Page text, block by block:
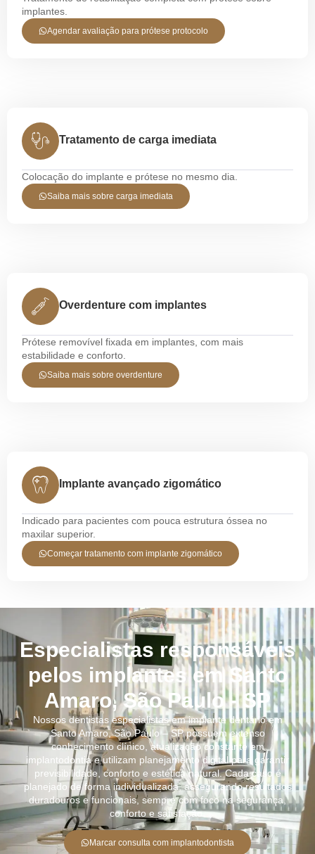
implantes.
Agendar avaliação para prótese protocolo
Tratamento de carga imediata
Colocação do implante e prótese no mesmo dia.
Saiba mais sobre carga imediata
Overdenture com implantes
Prótese removível fixada em implantes, com mais
estabilidade e conforto.
Saiba mais sobre overdenture
Implante avançado zigomático
Indicado para pacientes com pouca estrutura óssea no
maxilar superior.
Começar tratamento com implante zigomático
Especialistas responsáveis
pelos implantes em Santo
Amaro, São Paulo - SP
Nossos dentistas especialistas em implante dentário em
Santo Amaro, São Paulo – SP possuem extenso
conhecimento clínico, atualização constante em
implantodontia e utilizam planejamento digital para garantir
previsibilidade, conforto e estética natural. Cada caso é
planejado de forma individualizada, assegurando resultados
duradouros e funcionais, sempre com foco na segurança,
conforto e satisfação.
Marcar consulta com implantodontista